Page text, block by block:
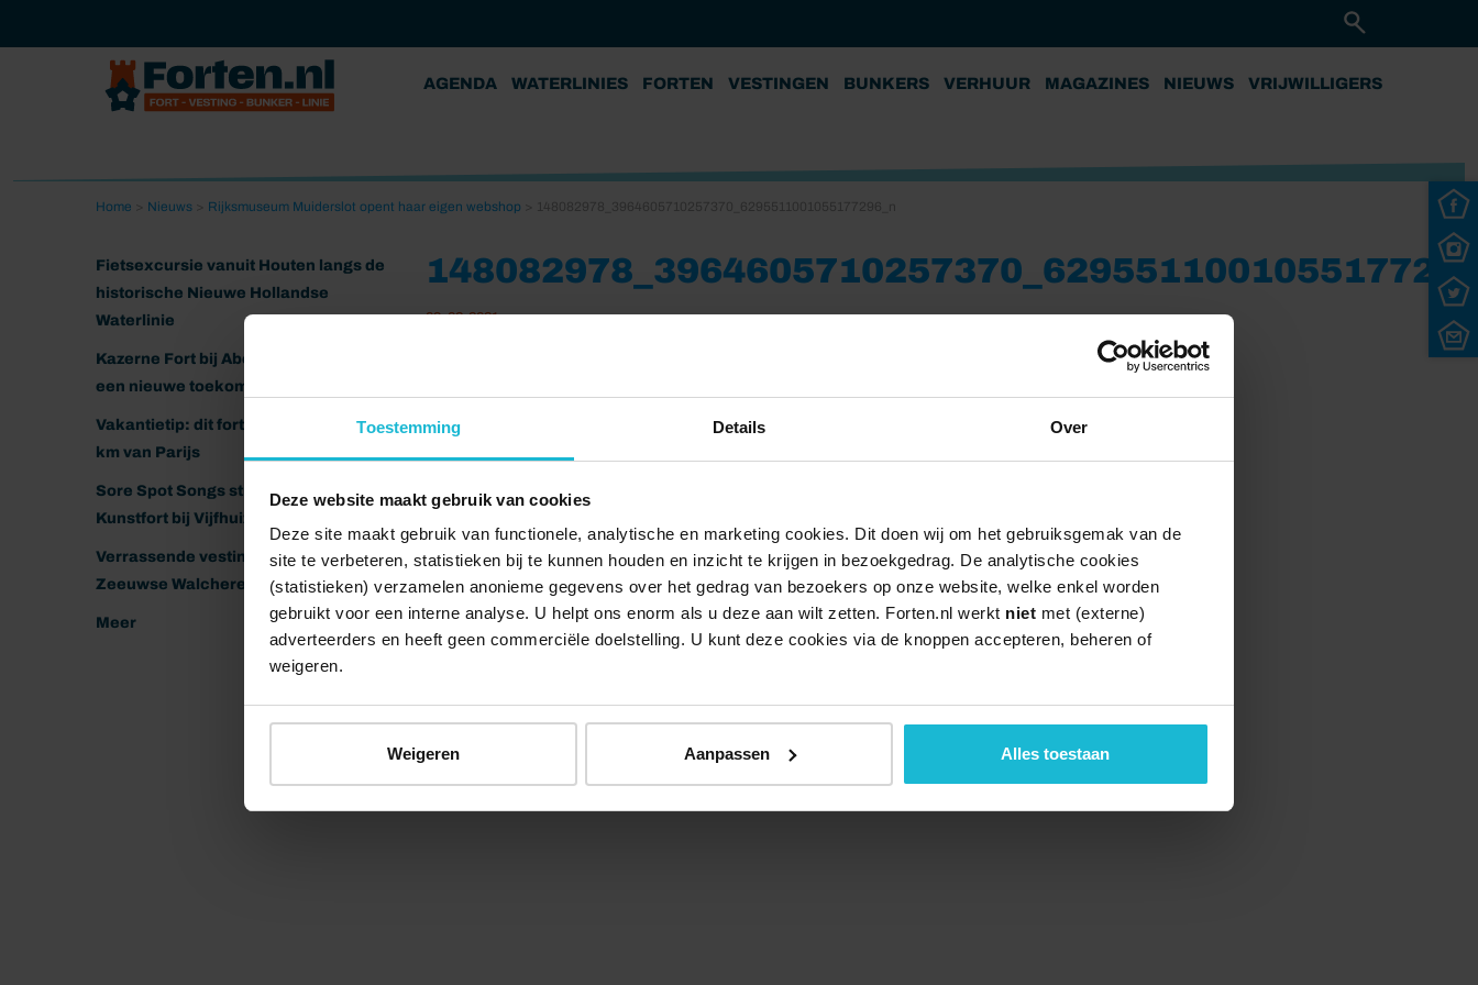
Toestemming Details Over
Deze website maakt gebruik van cookies
Deze site maakt gebruik van functionele, analytische en marketing cookies. Dit doen wij om het gebruiksgemak van de
site te verbeteren, statistieken bij te kunnen houden en inzicht te krijgen in bezoekgedrag. De analytische cookies
(statistieken) verzamelen anonieme gegevens over het gedrag van bezoekers op onze website, welke enkel worden
gebruikt voor een interne analyse. U helpt ons enorm als u deze aan wilt zetten. Forten.nl werkt niet met (externe)
adverteerders en heeft geen commerciële doelstelling. U kunt deze cookies via de knoppen accepteren, beheren of
weigeren.
Weigeren Aanpassen Alles toestaan
AGENDA WATERLINIES FORTEN VESTINGEN BUNKERS VERHUUR MAGAZINES NIEUWS VRIJWILLIGERS
Home Nieuws Rijksmuseum Muiderslot opent haar eigen webshop
Fietsexcursie vanuit Houten langs de
historische Nieuwe Hollandse
Waterlinie
Kazerne Fort bij Abcoude klaar voor
een nieuwe toekomst
Vakantietip: dit fort ligt nog geen 20
km van Parijs
Sore Spot Songs strijkt neer op het
Kunstfort bij Vijfhuizen
Verrassende vestingen van het
Zeeuwse Walcheren
Meer
09-02-2021
© 2026 Stichting Forten Nederland Over ons Doneer nu Disclaimer Contact Forten.nl wordt ondersteund door de